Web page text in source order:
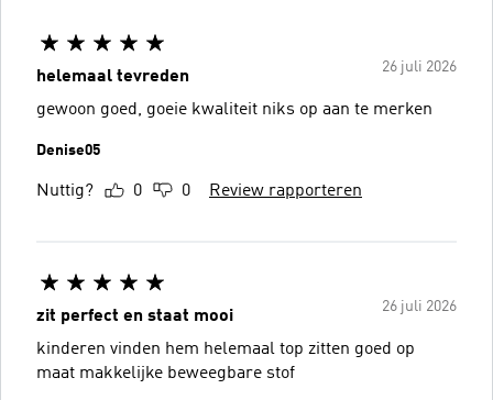
26 juli 2026
helemaal tevreden
gewoon goed, goeie kwaliteit niks op aan te merken
Denise05
Nuttig? 0 0 Review rapporteren
26 juli 2026
zit perfect en staat mooi
kinderen vinden hem helemaal top zitten goed op
maat makkelijke beweegbare stof